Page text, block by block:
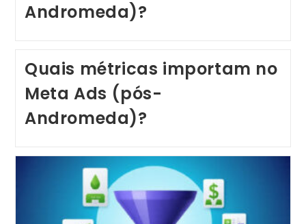
Andromeda)?
Quais métricas importam no
Meta Ads (pós-
Andromeda)?